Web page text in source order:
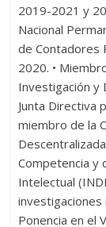
2019-2021 y
Nacional
de Contadores
2020. •
Investigación y
Junta Directiva
miembro de la
Competencia y
Intelectual
investigaciones
Ponencia en el